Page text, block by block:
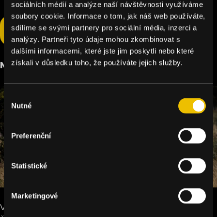
sociálních médií a analýze naší návštěvnosti využíváme
soubory cookie. Informace o tom, jak náš web používáte,
sdílíme se svými partnery pro sociální média, inzerci a
analýzy. Partneři tyto údaje mohou zkombinovat s
dalšími informacemi, které jste jim poskytli nebo které
získali v důsledku toho, že používáte jejich služby.
Výběr
souhlasu
Nutné
Preferenční
Statistické
Marketingové
Podpořte Lidstvo
Nejohroženější
V současnosti je ohroženo vyhynutím nejméně 42 000